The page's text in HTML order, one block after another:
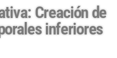
Creación de
inferiores